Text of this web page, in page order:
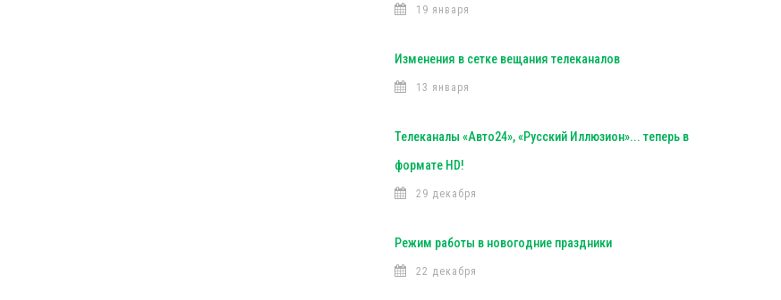
19 января
Изменения в сетке вещания телеканалов
13 января
Телеканалы «Авто24», «Русский Иллюзион»... теперь в
формате HD!
29 декабря
Режим работы в новогодние праздники
22 декабря